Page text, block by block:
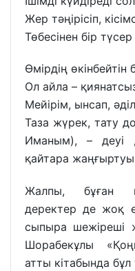
Жер тәңірісіп,
Төбесінен бір
Өмірдің
Ол айла –
Мейірім, ынсап,
Таза жүрек, тату
Иманым), – деуі
қайтара
Жалпы, бұған
деректер де жоқ
сыпыра шежіреші
Шорабекұлы
атты кітабында